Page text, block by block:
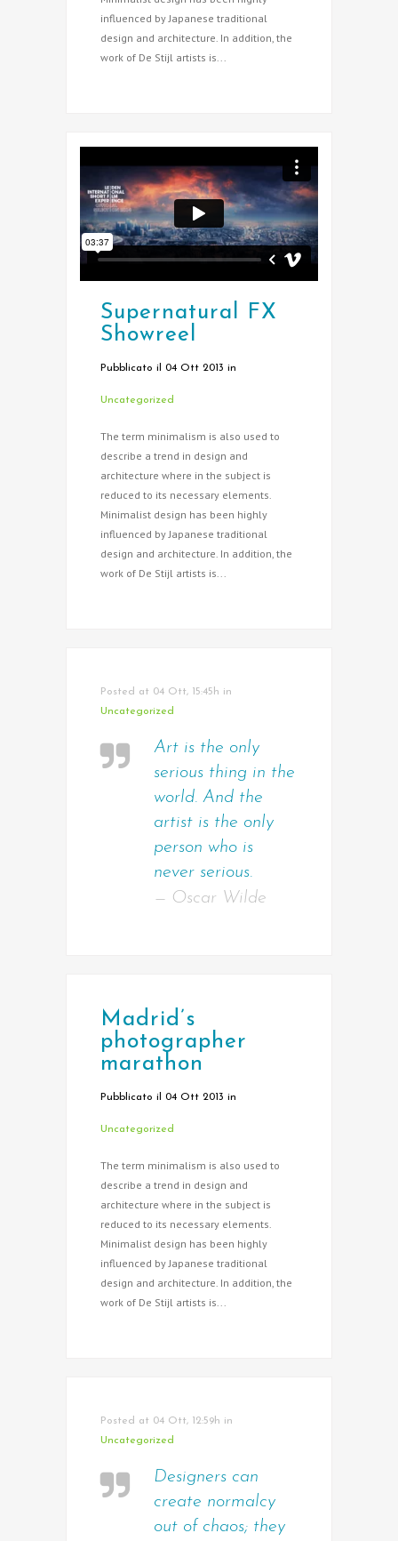
influenced by Japanese traditional
design and architecture. In addition, the
work of De Stijl artists is...
Supernatural FX
Showreel
Pubblicato il 04 Ott 2013 in
Uncategorized
The term minimalism is also used to
describe a trend in design and
architecture where in the subject is
reduced to its necessary elements.
Minimalist design has been highly
influenced by Japanese traditional
design and architecture. In addition, the
work of De Stijl artists is...
Posted at 04 Ott, 15:45h in
Uncategorized
Art is the only
serious thing in the
world. And the
artist is the only
person who is
never serious.
— Oscar Wilde
Madrid’s
photographer
marathon
Pubblicato il 04 Ott 2013 in
Uncategorized
The term minimalism is also used to
describe a trend in design and
architecture where in the subject is
reduced to its necessary elements.
Minimalist design has been highly
influenced by Japanese traditional
design and architecture. In addition, the
work of De Stijl artists is...
Posted at 04 Ott, 12:59h in
Uncategorized
Designers can
create normalcy
out of chaos; they